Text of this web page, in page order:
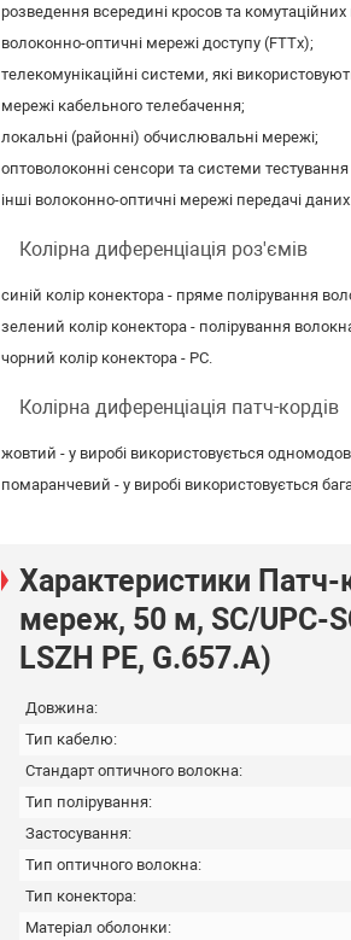
розведення всередині кросов та комутаційних
волоконно-оптичні мережі доступу (FTTx);
телекомунікаційні системи, які
мережі кабельного телебачення;
локальні (районні) обчислювальні мережі;
оптоволоконні сенсори та системи
інші волоконно-оптичні мережі передачі даних.
Колірна диференціація роз'ємів
синій колір конектора - пряме полірування
зелений колір конектора - полірування
чорний колір конектора - PC.
Колірна диференціація патч-кордів
жовтий - у виробі використовується
помаранчевий - у виробі використовується
Характеристики Патч-
мереж, 50 м, SC/UPC-
LSZH PE, G.657.A)
Довжина:
Тип кабелю:
Стандарт оптичного волокна:
Тип полірування:
Застосування:
Тип оптичного волокна:
Тип конектора:
Матеріал оболонки: